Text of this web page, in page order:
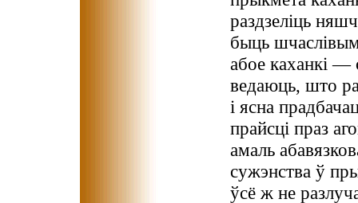
раздзеліць
быць
абое каханкі —
ведаюць, што
і ясна
прайсці праз
амаль
сужэнства ў
ўсё ж не